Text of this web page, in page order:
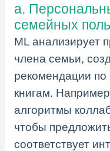
a.
семейных
ML анализирует
члена семьи,
рекомендации
книгам.
алгоритмы
чтобы
соответствует